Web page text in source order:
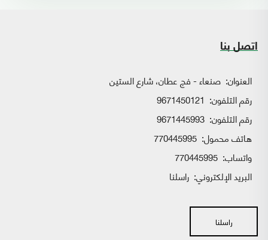
اتصل بنا
العنوان: صنعاء - فج عطان، شارع الستين
رقم التلفون: 9671450121
رقم التلفون: 9671445993
هاتف محمول: 770445995
واتساب:
البريد الإلكتروني: راسلنا
راسلنا